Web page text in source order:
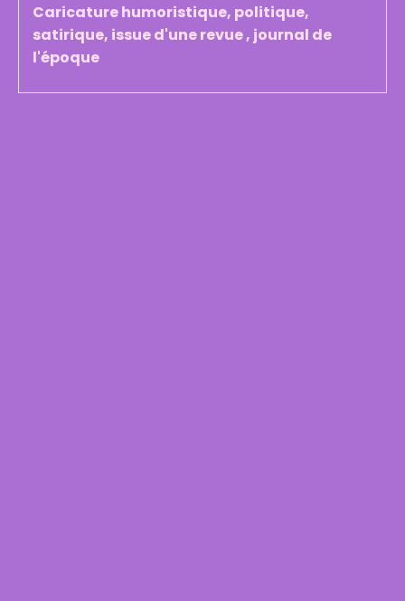
Caricature humoristique, politique,
satirique, issue d'une revue , journal de
l'époque